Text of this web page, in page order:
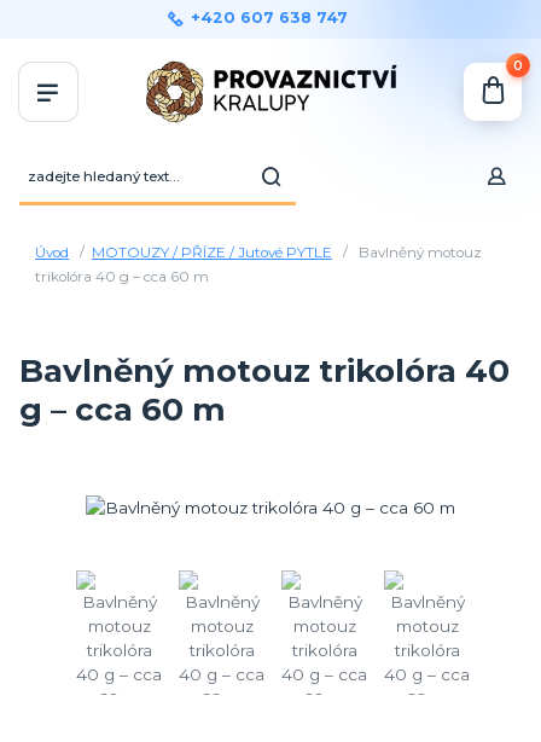
+420 607 638 747
0
Úvod MOTOUZY / PŘÍZE / Jutové PYTLE
Bavlněný motouz
trikolóra 40 g – cca 60 m
Bavlněný motouz trikolóra 40
g – cca 60 m